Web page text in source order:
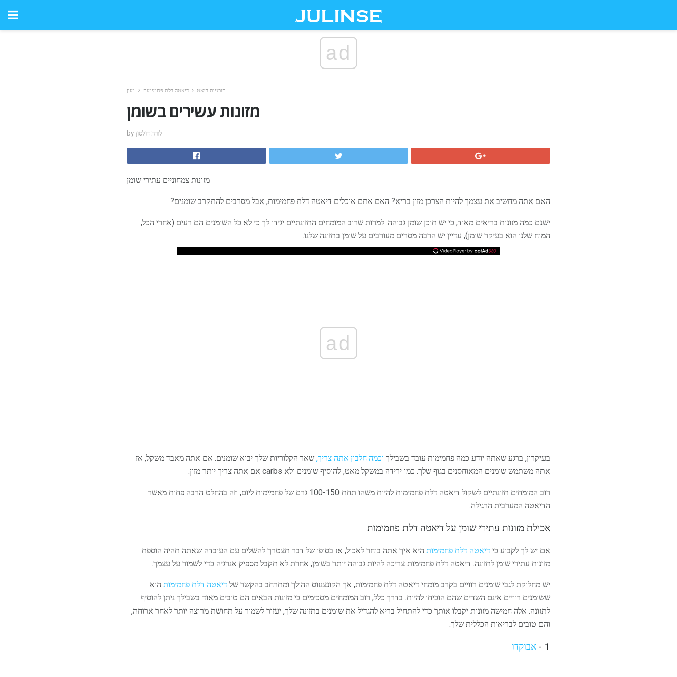
ad
תוכניות דיאט דיאטה דלת פחמימות מזון
מזונות עשירים בשומן
by לורה דולסון
מזונות צמחוניים עתירי שומן
האם אתה מחשיב את עצמך להיות הצרכן מזון בריא? האם אתם אוכלים דיאטה דלת פחמימות, אבל מסרבים להתקרב שומנים?
ישנם כמה מזונות בריאים מאוד, כי יש תוכן שומן גבוהה. למרות שרוב המומחים התזונתיים יגידו לך כי לא כל השומנים הם רעים (אחרי הכל,
המוח שלנו הוא בעיקר שומן), עדיין יש הרבה מסרים מעורבים על שומן בתזונה שלנו.
ad
בעיקרון, ברגע שאתה יודע כמה פחמימות עובד בשבילך וכמה חלבון אתה צריך, שאר הקלוריות שלך יבוא שומנים. אם אתה מאבד משקל, אז
אתה משתמש שומנים המאוחסנים בגוף שלך. כמו ירידה במשקל מאט, להוסיף שומנים ולא carbs אם אתה צריך יותר מזון.
רוב המומחים תזונתיים לשקול דיאטה דלת פחמימות להיות משהו תחת 100-150 גרם של פחמימות ליום, וזה בהחלט הרבה פחות מאשר
הדיאטה המערבית הרגילה.
אכילת מזונות עתירי שומן על דיאטה דלת פחמימות
אם יש לך לקבוע כי דיאטה דלת פחמימות היא איך אתה בוחר לאכול, אז בסופו של דבר תצטרך להשלים עם העובדה שאתה תהיה הוספת
מזונות עתירי שומן לתזונה. דיאטה דלת פחמימות צריכה להיות גבוהה יותר בשומן, אחרת לא תקבל מספיק אנרגיה כדי לשמור על עצמך.
יש מחלוקת לגבי שומנים רוויים בקרב מומחי דיאטה דלת פחמימות, אך הקונצנזוס ההולך ומתרחב בהקשר של דיאטה דלת פחמימות הוא
ששומנים רוויים אינם השדים שהם הוכיחו להיות. בדרך כלל, רוב המומחים מסכימים כי מזונות הבאים הם טובים מאוד בשבילך ניתן להוסיף
לתזונה. אלה חמישה מזונות יקבלו אותך כדי להתחיל בריא להגדיל את שומנים בתזונה שלך, יעזור לשמור על תחושת מרוצה יותר לאחר ארוחה,
והם טובים לבריאות הכללית שלך.
1 - אבוקדו